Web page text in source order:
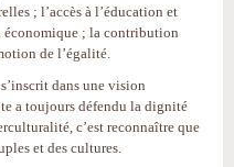
; l’accès à l’éducation et
économique ; la contribution
de l’égalité.
dans une vision
a toujours défendu la dignité
c’est reconnaître que
et des cultures.